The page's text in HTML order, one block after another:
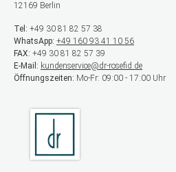
12169 Berlin
Tel: +49 30 81 82 57 38
WhatsApp: +49 160 93 41 10 56
FAX: +49 30 81 82 57 39
E-Mail: kundenservice@dr-rosefid.de
Öffnungszeiten: Mo-Fr: 09:00 - 17:00 Uhr